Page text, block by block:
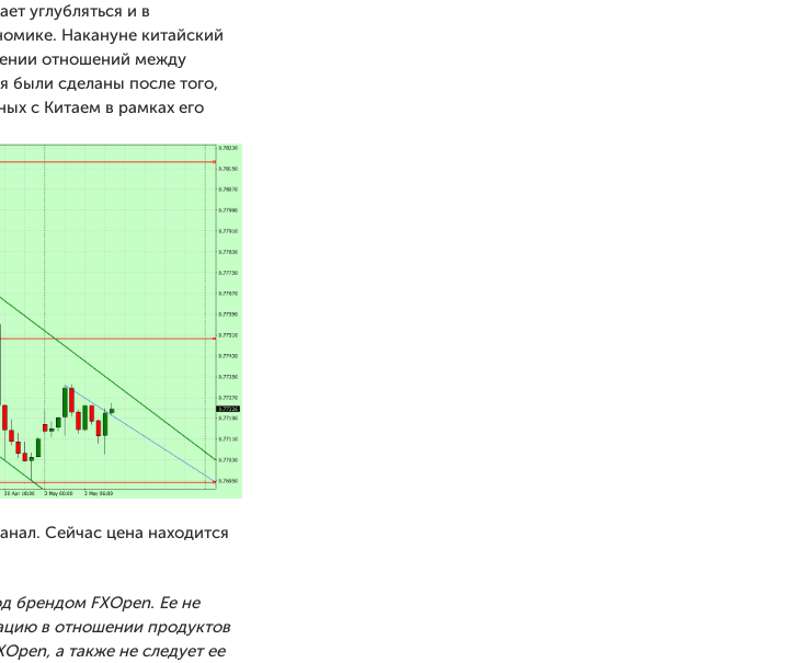
углубляться и в
Накануне китайский
отношений между
были сделаны после того,
с Китаем в рамках его
Сейчас цена находится
брендом FXOpen. Ее не
в отношении продуктов
а также не следует ее